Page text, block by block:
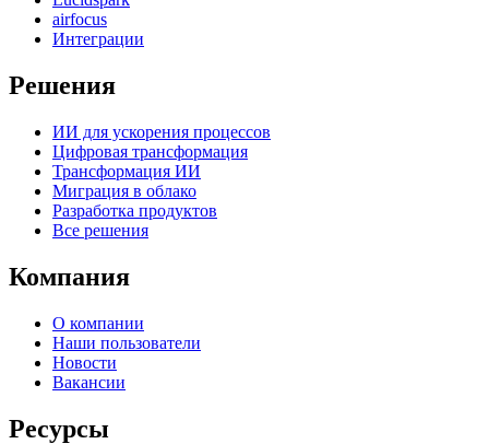
airfocus
Интеграции
Решения
ИИ для ускорения процессов
Цифровая трансформация
Трансформация ИИ
Миграция в облако
Разработка продуктов
Все решения
Компания
О компании
Наши пользователи
Новости
Вакансии
Ресурсы